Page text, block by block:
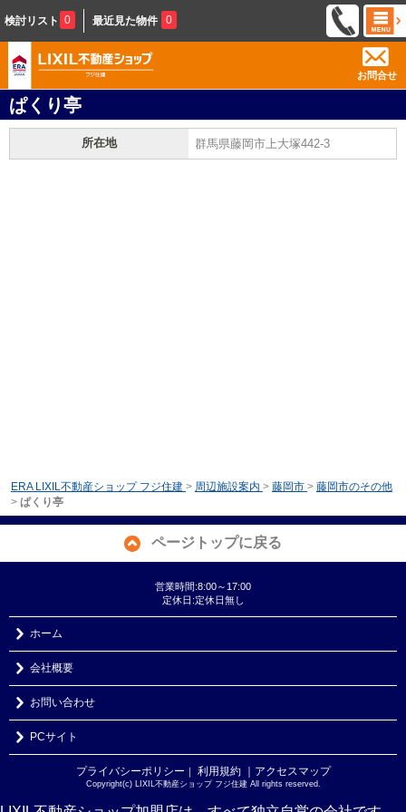
検討リスト 0 最近見た物件 0
お問合せ
ぱくり亭
所在地 群馬県藤岡市上大塚442-3
ERA LIXIL不動産ショップ フジ住建 > 周辺施設案内 > 藤岡市 > 藤岡市のその他
> ぱくり亭
ページトップに戻る
営業時間:8:00～17:00
定休日:定休日無し
ホーム
会社概要
お問い合わせ
PCサイト
プライバシーポリシー ｜ 利用規約 ｜アクセスマップ
Copyright(c) LIXIL不動産ショップ フジ住建 All rights reserved.